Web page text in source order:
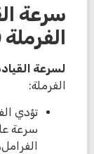
سرعة
لسرعة
الفرملة:
تؤدي
سرعة